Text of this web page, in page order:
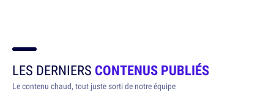
LES DERNIERS CONTENUS PUBLIÉS
Le contenu chaud, tout juste sorti de notre équipe